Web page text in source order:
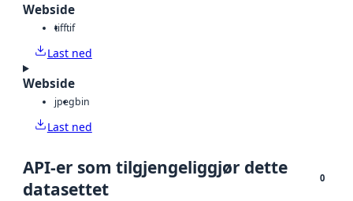
Webside
tifftif
Last ned
Webside
jpegbin
Last ned
API-er som tilgjengeliggjør dette
datasettet
0